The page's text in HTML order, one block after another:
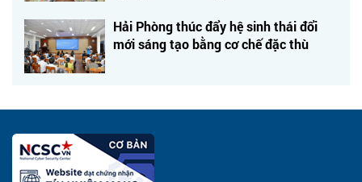
Hải Phòng thúc đẩy hệ sinh thái đổi
mới sáng tạo bằng cơ chế đặc thù